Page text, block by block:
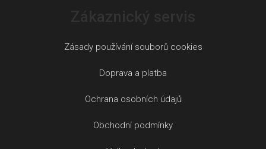
Zásady používání souborů cookies
Doprava a platba
Ochrana osobních údajů
Obchodní podmínky